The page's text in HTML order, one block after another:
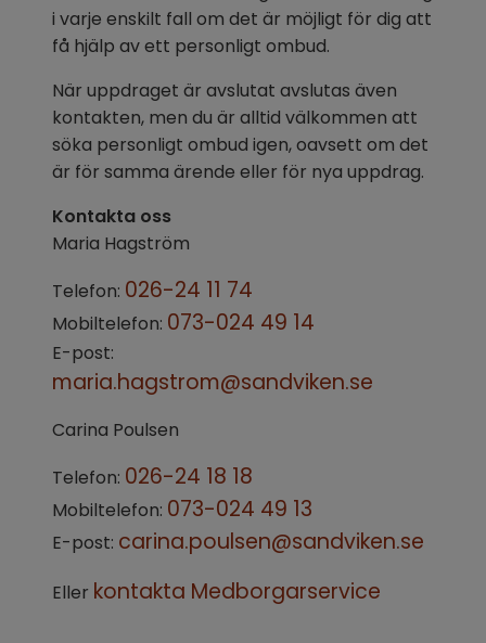
i varje enskilt fall om det är möjligt för dig att
få hjälp av ett personligt ombud.
När uppdraget är avslutat avslutas även
kontakten, men du är alltid välkommen att
söka personligt ombud igen, oavsett om det
är för samma ärende eller för nya uppdrag.
Kontakta oss
Maria Hagström
Telefon: 026-24 11 74
Mobiltelefon: 073-024 49 14
maria.hagstrom@sandviken.se
Carina Poulsen
Telefon: 026-24 18 18
Mobiltelefon: 073-024 49 13
E-post: carina.poulsen@sandviken.se
Eller kontakta Medborgarservice